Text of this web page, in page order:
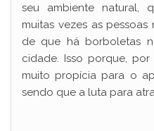
seu ambiente natural,
muitas vezes as
de que há borboletas
cidade. Isso porque,
muito propícia para o
sendo que a luta para